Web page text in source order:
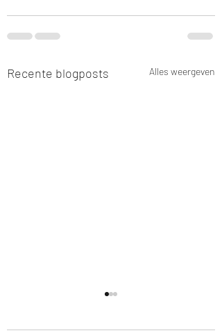
Recente blogposts Alles weergeven